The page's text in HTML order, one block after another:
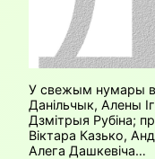
У свежым нумары
Данільчык, Алены
Дзмітрыя Рубіна;
Віктара Казько,
Алега Дашкевіча…